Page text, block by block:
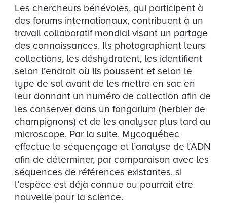
Les chercheurs bénévoles, qui participent à
des forums internationaux, contribuent à un
travail collaboratif mondial visant un partage
des connaissances. Ils photographient leurs
collections, les déshydratent, les identifient
selon l’endroit où ils poussent et selon le
type de sol avant de les mettre en sac en
leur donnant un numéro de collection afin de
les conserver dans un fongarium (herbier de
champignons) et de les analyser plus tard au
microscope. Par la suite, Mycoquébec
effectue le séquençage et l’analyse de l’ADN
afin de déterminer, par comparaison avec les
séquences de références existantes, si
l’espèce est déjà connue ou pourrait être
nouvelle pour la science.